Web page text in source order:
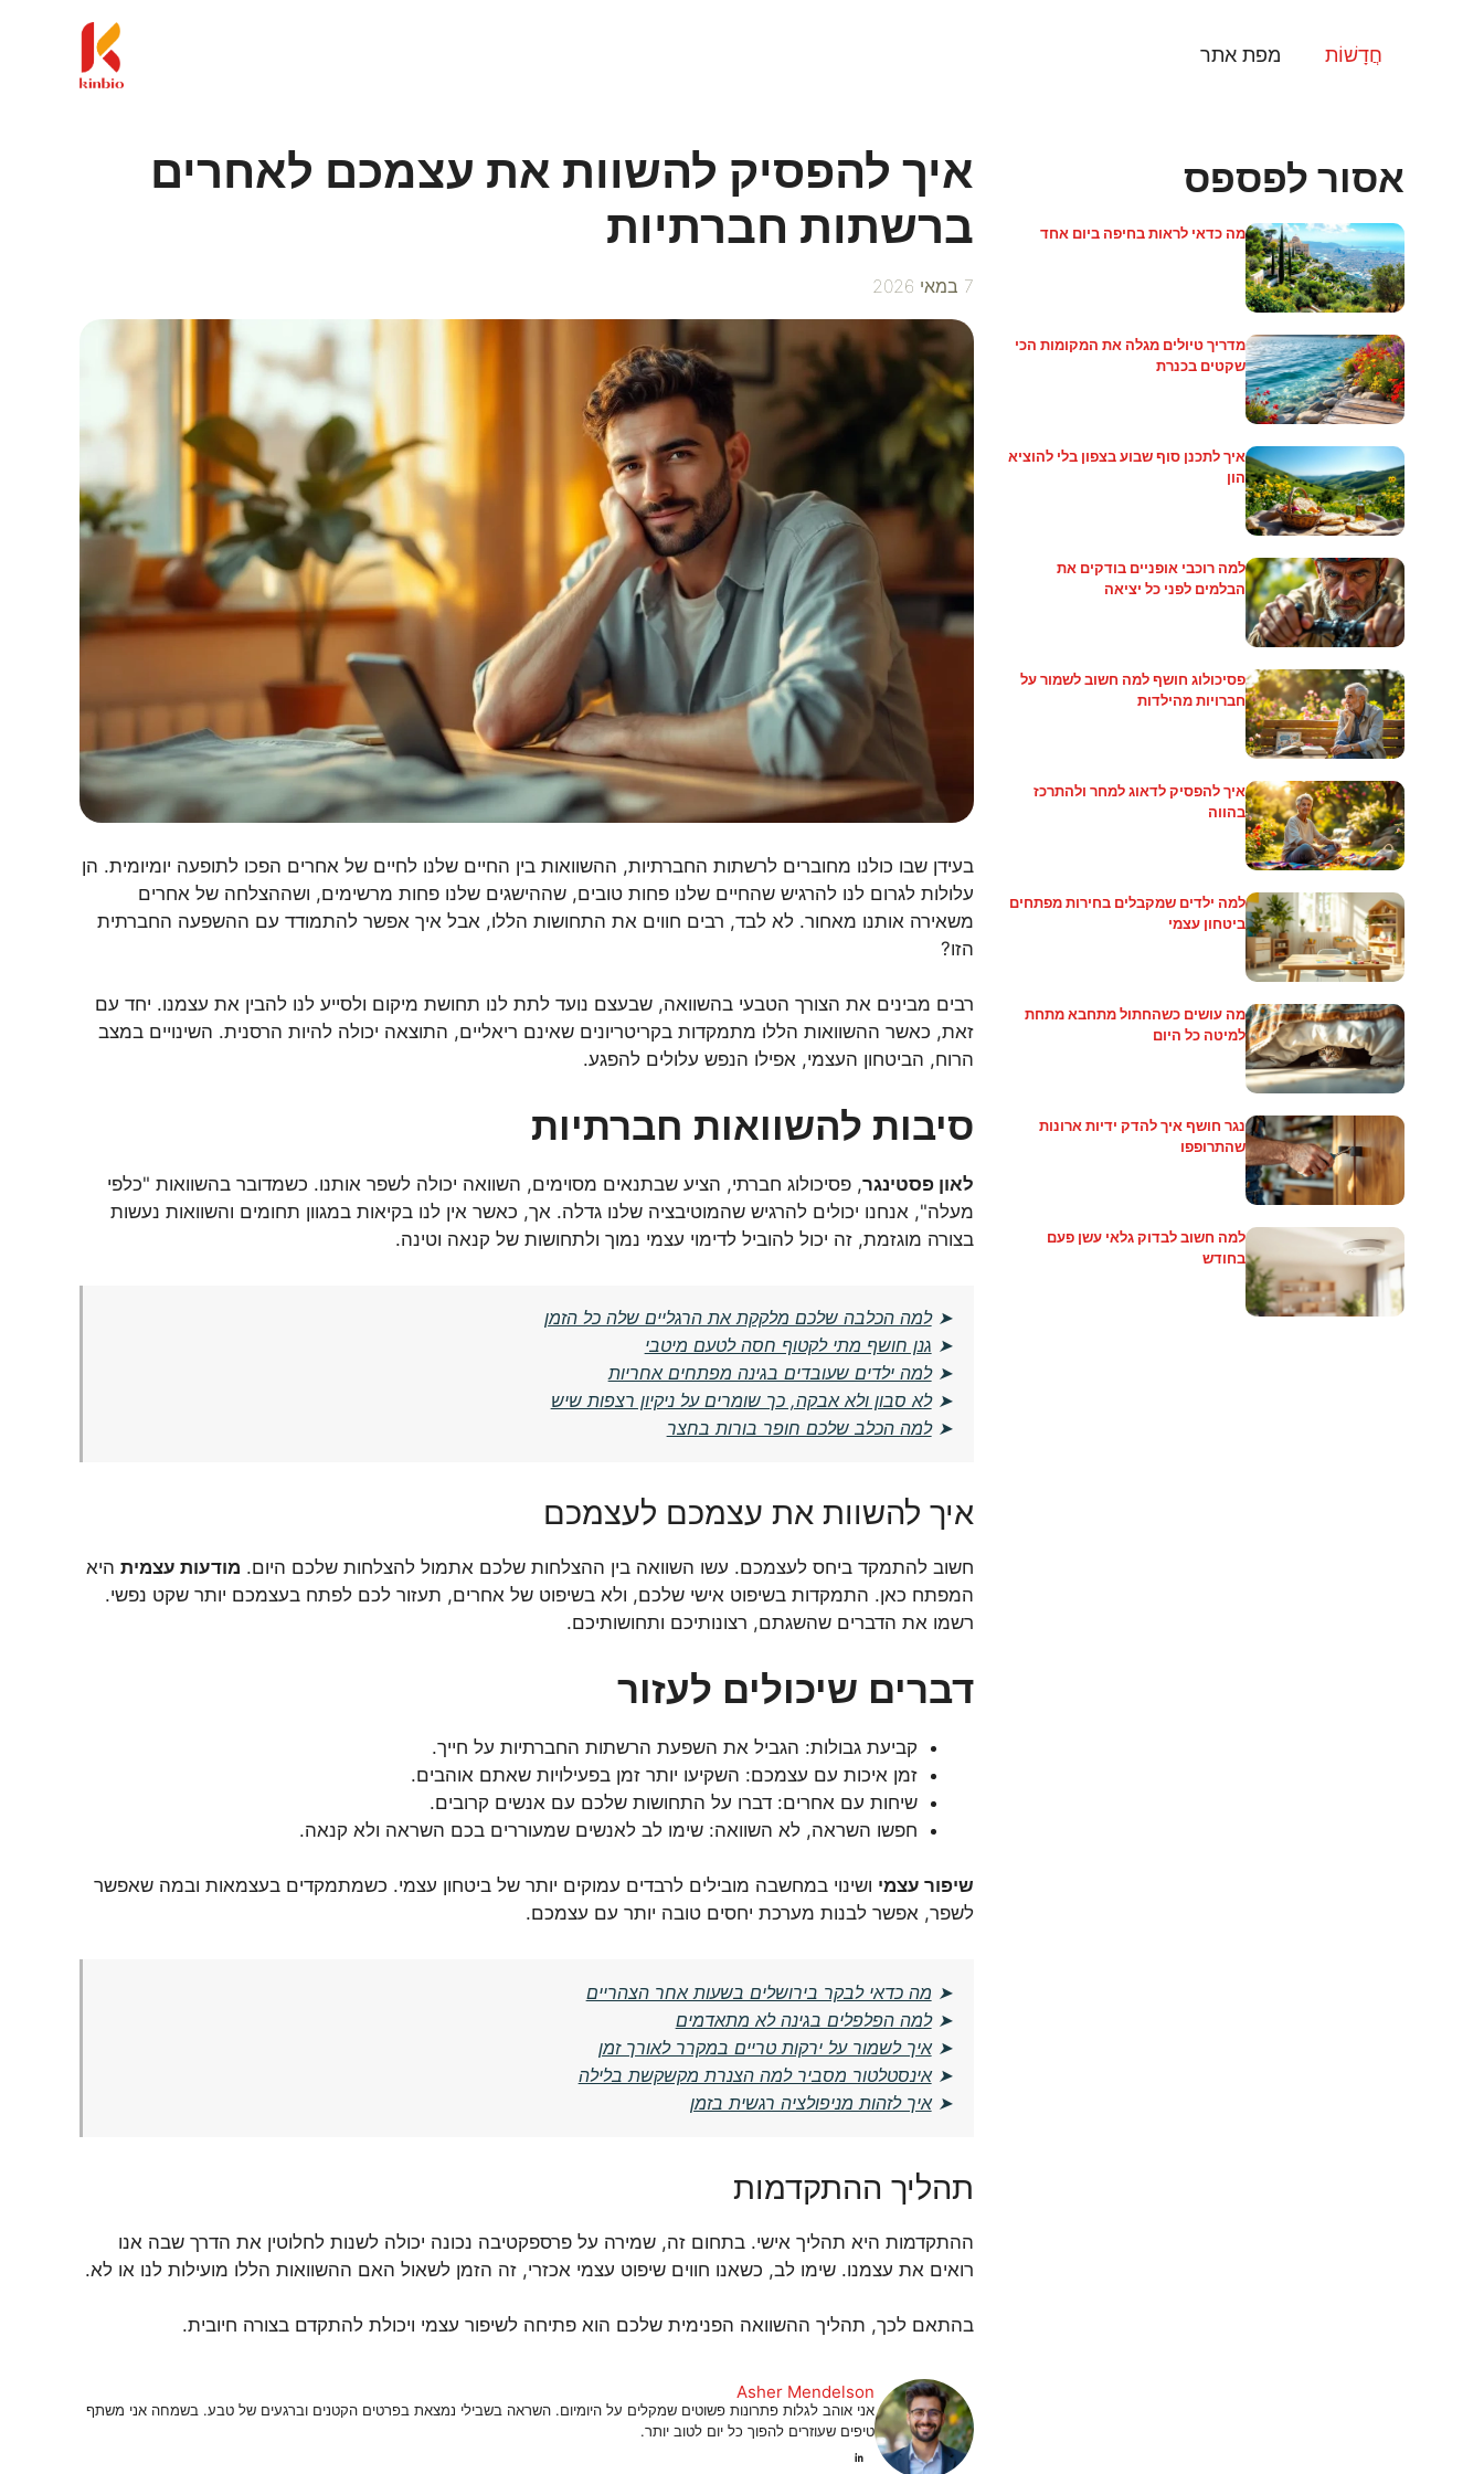
חֲדָשׁוֹת מפת אתר
איך להפסיק להשוות את עצמכם לאחרים
ברשתות חברתיות
7 במאי 2026
בעידן שבו כולנו מחוברים לרשתות החברתיות, ההשוואות בין החיים שלנו לחיים של אחרים הפכו לתופעה יומיומית. הן
עלולות לגרום לנו להרגיש שהחיים שלנו פחות טובים, שההישגים שלנו פחות מרשימים, ושההצלחה של אחרים
משאירה אותנו מאחור. לא לבד, רבים חווים את התחושות הללו, אבל איך אפשר להתמודד עם ההשפעה החברתית
הזו?
רבים מבינים את הצורך הטבעי בהשוואה, שבעצם נועד לתת לנו תחושת מיקום ולסייע לנו להבין את עצמנו. יחד עם
זאת, כאשר ההשוואות הללו מתמקדות בקריטריונים שאינם ריאליים, התוצאה יכולה להיות הרסנית. השינויים במצב
הרוח, הביטחון העצמי, אפילו הנפש עלולים להפגע.
סיבות להשוואות חברתיות
לאון פסטינגר, פסיכולוג חברתי, הציע שבתנאים מסוימים, השוואה יכולה לשפר אותנו. כשמדובר בהשוואות "כלפי
מעלה", אנחנו יכולים להרגיש שהמוטיבציה שלנו גדלה. אך, כאשר אין לנו בקיאות במגוון תחומים והשוואות נעשות
בצורה מוגזמת, זה יכול להוביל לדימוי עצמי נמוך ולתחושות של קנאה וטינה.
➤למה הכלבה שלכם מלקקת את הרגליים שלה כל הזמן
➤ גנן חושף מתי לקטוף חסה לטעם מיטבי
➤למה ילדים שעובדים בגינה מפתחים אחריות
➤לא סבון ולא אבקה, כך שומרים על ניקיון רצפות שיש
➤למה הכלב שלכם חופר בורות בחצר
איך להשוות את עצמכם לעצמכם
חשוב להתמקד ביחס לעצמכם. עשו השוואה בין ההצלחות שלכם אתמול להצלחות שלכם היום. מודעות עצמית היא
המפתח כאן. התמקדות בשיפוט אישי שלכם, ולא בשיפוט של אחרים, תעזור לכם לפתח בעצמכם יותר שקט נפשי.
רשמו את הדברים שהשגתם, רצונותיכם ותחושותיכם.
דברים שיכולים לעזור
קביעת גבולות: הגביל את השפעת הרשתות החברתיות על חייך.
זמן איכות עם עצמכם: השקיעו יותר זמן בפעילויות שאתם אוהבים.
שיחות עם אחרים: דברו על התחושות שלכם עם אנשים קרובים.
חפשו השראה, לא השוואה: שימו לב לאנשים שמעוררים בכם השראה ולא קנאה.
שיפור עצמי ושינוי במחשבה מובילים לרבדים עמוקים יותר של ביטחון עצמי. כשמתמקדים בעצמאות ובמה שאפשר
לשפר, אפשר לבנות מערכת יחסים טובה יותר עם עצמכם.
➤ מה כדאי לבקר בירושלים בשעות אחר הצהריים
➤למה הפלפלים בגינה לא מתאדמים
➤איך לשמור על ירקות טריים במקרר לאורך זמן
➤אינסטלטור מסביר למה הצנרת מקשקשת בלילה
➤איך לזהות מניפולציה רגשית בזמן
תהליך ההתקדמות
ההתקדמות היא תהליך אישי. בתחום זה, שמירה על פרספקטיבה נכונה יכולה לשנות לחלוטין את הדרך שבה אנו
רואים את עצמנו. שימו לב, כשאנו חווים שיפוט עצמי אכזרי, זה הזמן לשאול האם ההשוואות הללו מועילות לנו או לא.
בהתאם לכך, תהליך ההשוואה הפנימית שלכם הוא פתיחה לשיפור עצמי ויכולת להתקדם בצורה חיובית.
Asher Mendelson
אני אוהב לגלות פתרונות פשוטים שמקלים על היומיום. השראה בשבילי נמצאת בפרטים הקטנים וברגעים של טבע. בשמחה אני משתף
טיפים שעוזרים להפוך כל יום לטוב יותר.
אסור לפספס
מה כדאי לראות בחיפה ביום אחד
מדריך טיולים מגלה את המקומות הכי
שקטים בכנרת
איך לתכנן סוף שבוע בצפון בלי להוציא
הון
למה רוכבי אופניים בודקים את
הבלמים לפני כל יציאה
פסיכולוג חושף למה חשוב לשמור על
חברויות מהילדות
איך להפסיק לדאוג למחר ולהתרכז
בהווה
למה ילדים שמקבלים בחירות מפתחים
ביטחון עצמי
מה עושים כשהחתול מתחבא מתחת
למיטה כל היום
נגר חושף איך להדק ידיות ארונות
שהתרופפו
למה חשוב לבדוק גלאי עשן פעם
בחודש